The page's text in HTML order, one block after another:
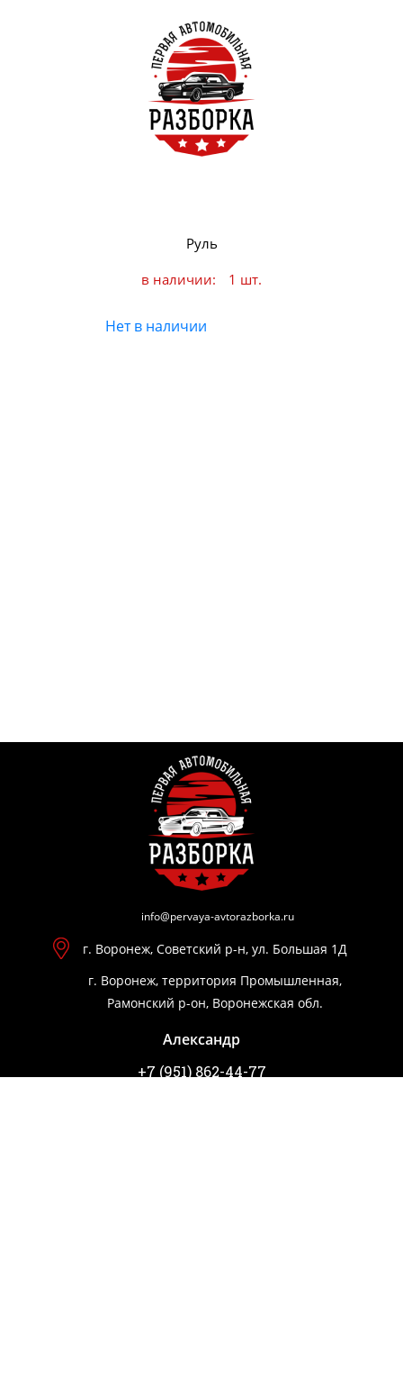
Руль
в наличии:
1 шт.
Нет в наличии
info@pervaya-avtorazborka.ru
г. Воронеж, Советский р-н, ул. Большая 1Д
г. Воронеж, территория Промышленная,
Рамонский р-он, Воронежская обл.
Александр
+7 (951) 862-44-77